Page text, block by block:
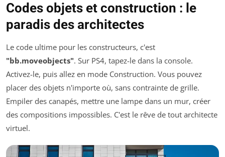
Codes objets et construction : le
paradis des architectes
Le code ultime pour les constructeurs, c'est
"bb.moveobjects". Sur PS4, tapez-le dans la console.
Activez-le, puis allez en mode Construction. Vous pouvez
placer des objets n'importe où, sans contrainte de grille.
Empiler des canapés, mettre une lampe dans un mur, créer
des compositions impossibles. C'est le rêve de tout architecte
virtuel.